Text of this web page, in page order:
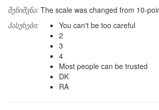
შენიშვნა: The scale was changed from 10-
პასუხები:
You can't be too careful
2
3
4
Most people can be trusted
DK
RA